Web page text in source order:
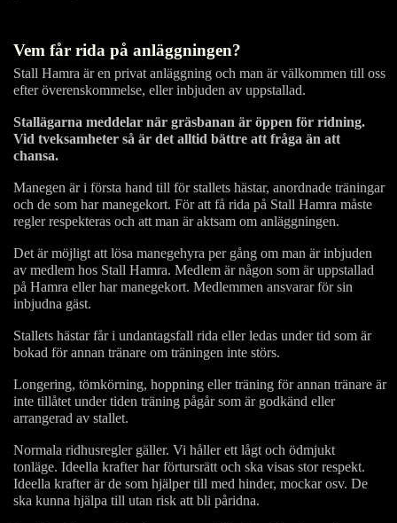
Vem får rida på anläggningen?
Stall Hamra är en privat anläggning och man är välkommen till oss
efter överenskommelse, eller inbjuden av uppstallad.
Stallägarna meddelar när gräsbanan är öppen för ridning.
Vid tveksamheter så är det alltid bättre att fråga än att
chansa.
Manegen är i första hand till för stallets hästar, anordnade träningar
och de som har manegekort. För att få rida på Stall Hamra måste
regler respekteras och att man är aktsam om anläggningen.
Det är möjligt att lösa manegehyra per gång om man är inbjuden
av medlem hos Stall Hamra. Medlem är någon som är uppstallad
på Hamra eller har manegekort. Medlemmen ansvarar för sin
inbjudna gäst.
Stallets hästar får i undantagsfall rida eller ledas under tid som är
bokad för annan tränare om träningen inte störs.
Longering, tömkörning, hoppning eller träning för annan tränare är
inte tillåtet under tiden träning pågår som är godkänd eller
arrangerad av stallet.
Normala ridhusregler gäller. Vi håller ett lågt och ödmjukt
tonläge. Ideella krafter har förtursrätt och ska visas stor respekt.
Ideella krafter är de som hjälper till med hinder, mockar osv. De
ska kunna hjälpa till utan risk att bli påridna.